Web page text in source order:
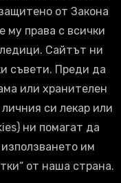
от Закона
му права с всички
Сайтът ни
съвети. Преди да
или хранителен
си лекар или
ни помагат да
им
от наша страна.